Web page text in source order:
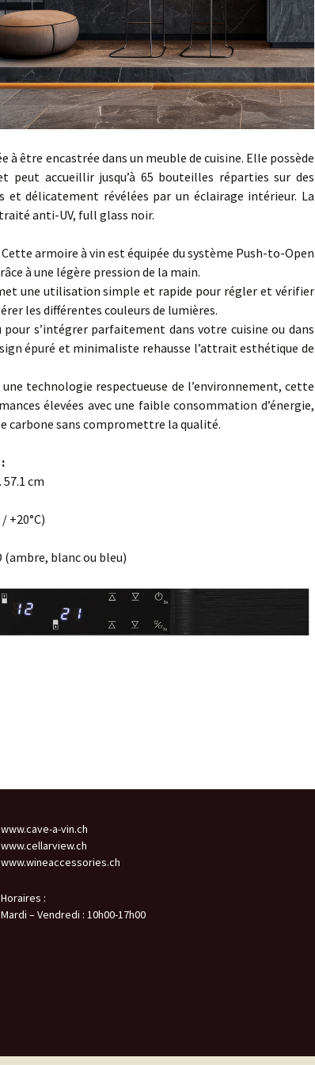
à être encastrée dans un meuble de cuisine. Elle possède
peut accueillir jusqu’à 65 bouteilles réparties sur des
et délicatement révélées par un éclairage intérieur. La
anti-UV, full glass noir.
Cette armoire à vin est équipée du système Push-to-Open
à une légère pression de la main.
une utilisation simple et rapide pour régler et vérifier
les différentes couleurs de lumières.
pour s’intégrer parfaitement dans votre cuisine ou dans
épuré et minimaliste rehausse l’attrait esthétique de
une technologie respectueuse de l’environnement, cette
élevées avec une faible consommation d’énergie,
carbone sans compromettre la qualité.
57.1 cm
+20°C)
(ambre, blanc ou bleu)
www.cave-a-vin.ch
www.cellarview.ch
www.wineaccessories.ch
Horaires :
Mardi – Vendredi : 10h00-17h00